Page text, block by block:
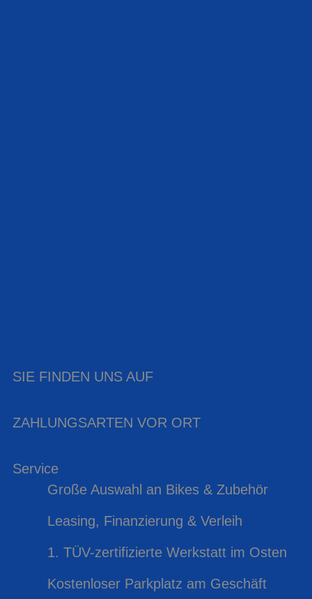
SIE FINDEN UNS AUF
ZAHLUNGSARTEN VOR ORT
Service
Große Auswahl an Bikes & Zubehör
Leasing, Finanzierung & Verleih
1. TÜV-zertifizierte Werkstatt im Osten
Kostenloser Parkplatz am Geschäft